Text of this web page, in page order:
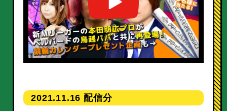
2021.11.16